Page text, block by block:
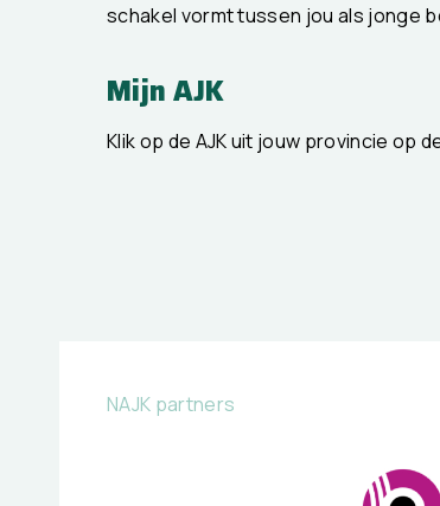
schakel vormt tussen jou als jonge
Mijn AJK
Klik op de AJK uit jouw provincie op
NAJK partners